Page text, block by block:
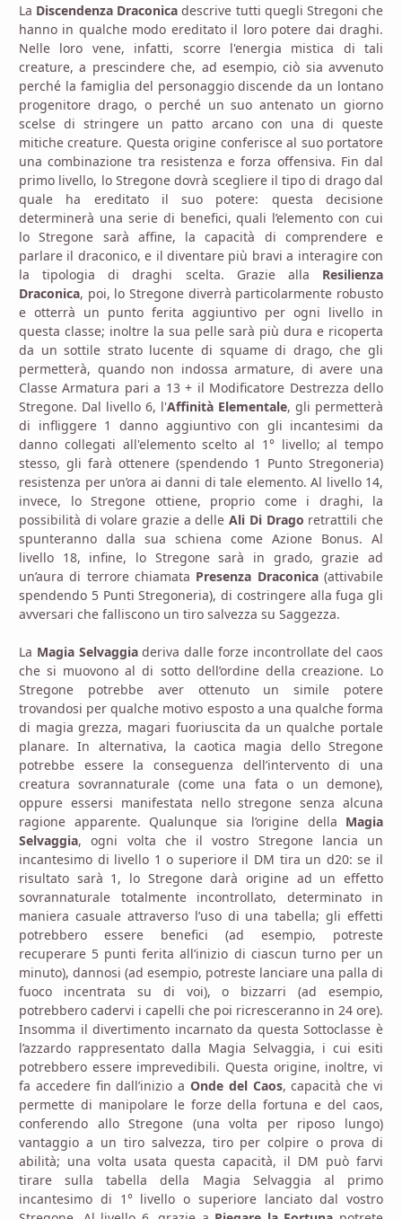
La Discendenza Draconica descrive tutti quegli Stregoni che
hanno in qualche modo ereditato il loro potere dai draghi.
Nelle loro vene, infatti, scorre l'energia mistica di tali
creature, a prescindere che, ad esempio, ciò sia avvenuto
perché la famiglia del personaggio discende da un lontano
progenitore drago, o perché un suo antenato un giorno
scelse di stringere un patto arcano con una di queste
mitiche creature. Questa origine conferisce al suo portatore
una combinazione tra resistenza e forza offensiva. Fin dal
primo livello, lo Stregone dovrà scegliere il tipo di drago dal
quale ha ereditato il suo potere: questa decisione
determinerà una serie di benefici, quali l’elemento con cui
lo Stregone sarà affine, la capacità di comprendere e
parlare il draconico, e il diventare più bravi a interagire con
la tipologia di draghi scelta. Grazie alla Resilienza
Draconica, poi, lo Stregone diverrà particolarmente robusto
e otterrà un punto ferita aggiuntivo per ogni livello in
questa classe; inoltre la sua pelle sarà più dura e ricoperta
da un sottile strato lucente di squame di drago, che gli
permetterà, quando non indossa armature, di avere una
Classe Armatura pari a 13 + il Modificatore Destrezza dello
Stregone. Dal livello 6, l'Affinità Elementale, gli permetterà
di infliggere 1 danno aggiuntivo con gli incantesimi da
danno collegati all'elemento scelto al 1° livello; al tempo
stesso, gli farà ottenere (spendendo 1 Punto Stregoneria)
resistenza per un’ora ai danni di tale elemento. Al livello 14,
invece, lo Stregone ottiene, proprio come i draghi, la
possibilità di volare grazie a delleAli Di Drago retrattili che
spunteranno dalla sua schiena come Azione Bonus. Al
livello 18, infine, lo Stregone sarà in grado, grazie ad
un’aura di terrore chiamata Presenza Draconica(attivabile
spendendo 5 Punti Stregoneria), di costringere alla fuga gli
avversari che falliscono un tiro salvezza su Saggezza.
La Magia Selvaggiaderiva dalle forze incontrollate del caos
che si muovono al di sotto dell’ordine della creazione. Lo
Stregone potrebbe aver ottenuto un simile potere
trovandosi per qualche motivo esposto a una qualche forma
di magia grezza, magari fuoriuscita da un qualche portale
planare. In alternativa, la caotica magia dello Stregone
potrebbe essere la conseguenza dell’intervento di una
creatura sovrannaturale (come una fata o un demone),
oppure essersi manifestata nello stregone senza alcuna
ragione apparente. Qualunque sia l’origine della Magia
Selvaggia, ogni volta che il vostro Stregone lancia un
incantesimo di livello 1 o superiore il DM tira un d20: se il
risultato sarà 1, lo Stregone darà origine ad un effetto
sovrannaturale totalmente incontrollato, determinato in
maniera casuale attraverso l’uso di una tabella; gli effetti
potrebbero essere benefici (ad esempio, potreste
recuperare 5 punti ferita all’inizio di ciascun turno per un
minuto), dannosi (ad esempio, potreste lanciare una palla di
fuoco incentrata su di voi), o bizzarri (ad esempio,
potrebbero cadervi i capelli che poi ricresceranno in 24 ore).
Insomma il divertimento incarnato da questa Sottoclasse è
l’azzardo rappresentato dalla Magia Selvaggia, i cui esiti
potrebbero essere imprevedibili. Questa origine, inoltre, vi
fa accedere fin dall’inizio a Onde del Caos, capacità che vi
permette di manipolare le forze della fortuna e del caos,
conferendo allo Stregone (una volta per riposo lungo)
vantaggio a un tiro salvezza, tiro per colpire o prova di
abilità; una volta usata questa capacità, il DM può farvi
tirare sulla tabella della Magia Selvaggia al primo
incantesimo di 1° livello o superiore lanciato dal vostro